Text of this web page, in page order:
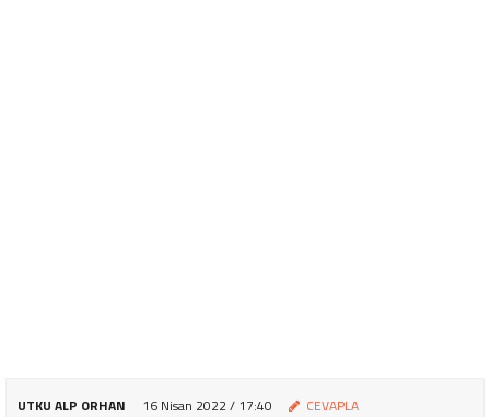
UTKU ALP ORHAN 16 Nisan 2022 / 17:40 CEVAPLA